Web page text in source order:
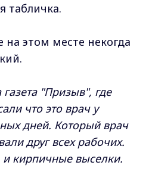
табличка.
этом месте некогда
"Призыв", где
что это врач у
дней. Который врач
друг всех рабочих.
кирпичные выселки.